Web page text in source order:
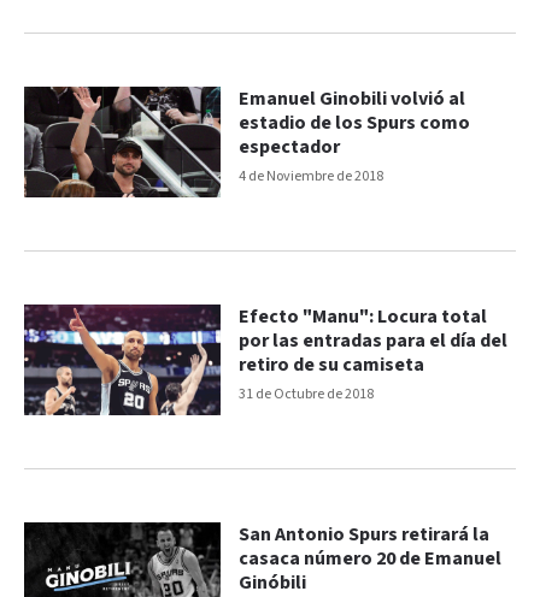
4 de Noviembre de 2018
Emanuel Ginobili volvió al
estadio de los Spurs como
espectador
31 de Octubre de 2018
Efecto "Manu": Locura total
por las entradas para el día del
retiro de su camiseta
San Antonio Spurs retirará la
casaca número 20 de Emanuel
Ginóbili